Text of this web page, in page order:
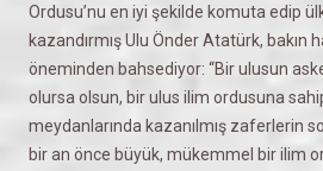
Ordusu’nu en iyi şekilde komuta edip
kazandırmış Ulu Önder Atatürk, bakın
öneminden bahsediyor: “Bir ulusun
olursa olsun, bir ulus ilim ordusuna
meydanlarında kazanılmış zaferlerin
bir an önce büyük, mükemmel bir ilim